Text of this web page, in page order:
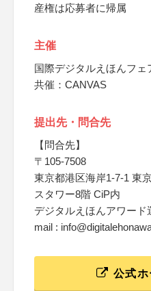
産権は応募者に帰属
主催
国際デジタルえほんフェ
共催：CANVAS
提出先・問合先
【問合先】
〒105-7508
東京都港区海岸1-7-1 東
スタワー8階 CiP内
デジタルえほんアワード
mail :
公式